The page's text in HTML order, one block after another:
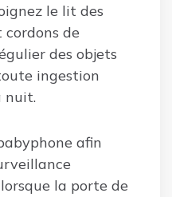
le lit des
de
des objets
ingestion
nuit.
afin
la porte de